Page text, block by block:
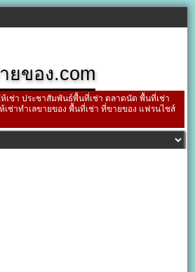
ยของ.com
เช่า ประชาสัมพันธ์พื้นที่เช่า ตลาดนัด พื้นที่เช่า
ช่าทำเลขายของ พื้นที่เช่า ที่ขายของ แฟรนไชส์